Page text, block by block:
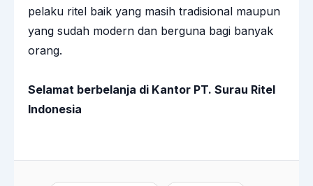
pelaku ritel baik yang masih tradisional maupun
yang sudah modern dan berguna bagi banyak
orang.
Selamat berbelanja di Kantor PT. Surau Ritel
Indonesia